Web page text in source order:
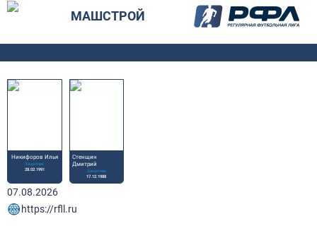
МАШСТРОЙ
Никифоров Илья
Защитник
28.02.1991
Стенщин
Дмитрий
Защитник
17.12.1988
07.08.2026
https://rfll.ru